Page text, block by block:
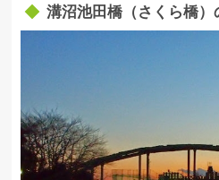
溝沼池田橋（さくら橋）